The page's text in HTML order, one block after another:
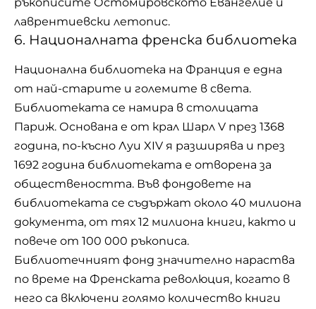
лаврентиевски летопис.
6. Националната френска библиотека
Национална библиотека на Франция е една
от най-старите и големите в света.
Библиотеката се намира в столицата
Париж. Основана е от крал Шарл V през 1368
година, по-късно Луи XIV я разширява и през
1692 година библиотеката е отворена за
обществеността. Във фондовете на
библиотеката се съдържат около 40 милиона
документа, от тях 12 милиона книги, както и
повече от 100 000 ръкописа.
Библиотечният фонд значително нараства
по време на Френската революция, когато в
него са включени голямо количество книги